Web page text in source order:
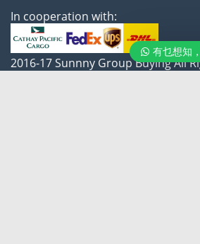
有乜想知
In cooperation with:
2016-17 Sunnny Group Buying All